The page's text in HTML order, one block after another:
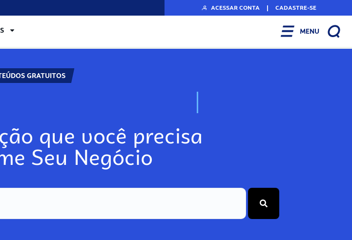
ACESSAR CONTA | CADASTRE-SE
MENU
GRATUITOS
N
que você precisa
Seu Negócio